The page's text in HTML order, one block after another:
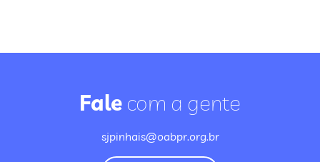
Fale com a gente
sjpinhais@oabpr.org.br